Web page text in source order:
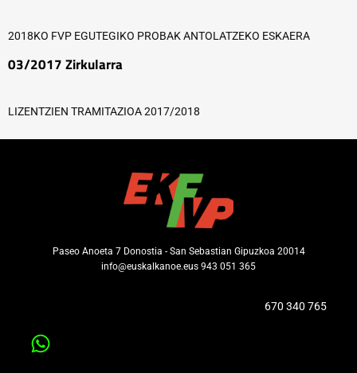
2018KO FVP EGUTEGIKO PROBAK ANTOLATZEKO ESKAERA
03/2017 Zirkularra
LIZENTZIEN TRAMITAZIOA 2017/2018
Paseo Anoeta 7 Donostia - San Sebastian Gipuzkoa 20014
info@euskalkanoe.eus 943 051 365
670 340 765